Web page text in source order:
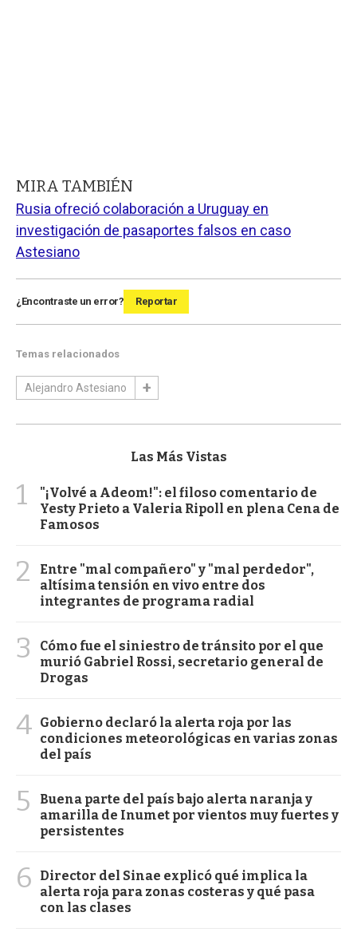
MIRA TAMBIÉN
Rusia ofreció colaboración a Uruguay en
investigación de pasaportes falsos en caso
Astesiano
¿Encontraste un error? Reportar
Temas relacionados
Alejandro Astesiano
Las Más Vistas
1
"¡Volvé a Adeom!": el filoso comentario de
Yesty Prieto a Valeria Ripoll en plena Cena de
Famosos
2
Entre "mal compañero" y "mal perdedor",
altísima tensión en vivo entre dos
integrantes de programa radial
3
Cómo fue el siniestro de tránsito por el que
murió Gabriel Rossi, secretario general de
Drogas
4 Gobierno declaró la alerta roja por las
condiciones meteorológicas en varias zonas
del país
5
Buena parte del país bajo alerta naranja y
amarilla de Inumet por vientos muy fuertes y
persistentes
6
Director del Sinae explicó qué implica la
alerta roja para zonas costeras y qué pasa
con las clases